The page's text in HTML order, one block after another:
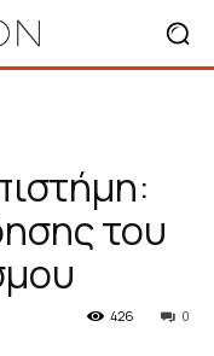
του
0
426